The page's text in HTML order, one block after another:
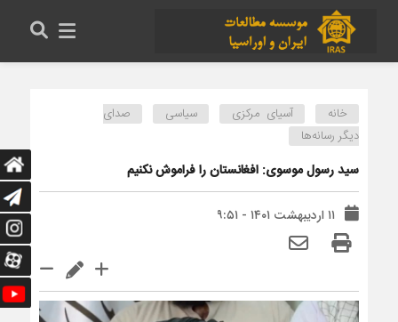
خانه آسیای مرکزی سیاسی
صدای
دیگر رسانه‌ها
سید رسول موسوی: افغانستان را فراموش نکنیم
۱۱ اردیبهشت ۱۴۰۱ - ۹:۵۱